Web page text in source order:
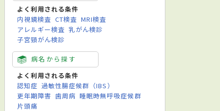
よく利用される条件
内視鏡検査 CT検査 MRI検査
アレルギー検査 乳がん検診
子宮頸がん検診
病名から探す
よく利用される条件
認知症 過敏性腸症候群（IBS）
更年期障害 歯周病 睡眠時無呼吸症候群
片頭痛